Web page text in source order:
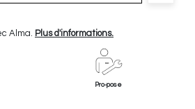
Alma. Plus d'informations.
Pro-pose